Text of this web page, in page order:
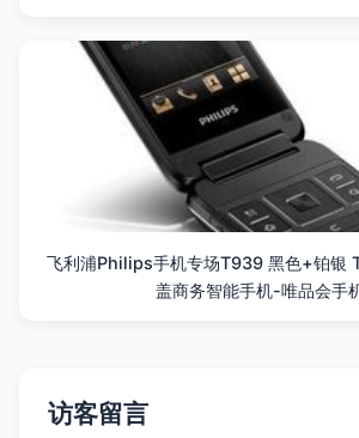
飞利浦Philips手机专场T939 黑色+铂银
盖商务智能手机-唯品会手
访客留言